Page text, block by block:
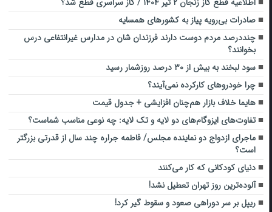
صادرات بی‌رویه پیاز به کشورهای همسایه
چنددرصد مردم دوست دارند فرزندان شان در مدارس غیرانتفاعی درس
بخوانند؟
سود لبخند به بیش از ۳۰ درصد روزشمار رسید
چرا خودروهای کارکرده نمی‌آیند؟
هایما خلاف بازار هم‌چنان افزایشی + جدول قیمت
تفاوت‌های ایزوگام‌های دو لایه و تک لایه: چه نوعی مناسب شماست؟
ماجرای ازدواج دو نماینده مجلس/ فاطمه جراره چند سال از قدرتی بزرگتر
است؟
دنیای کودکانی که کار می‌کنند
آلوده‌ترین روز تهران تعطیل نشد!
ریپل بر سر دوراهی صعود و سقوط گیر کرد!